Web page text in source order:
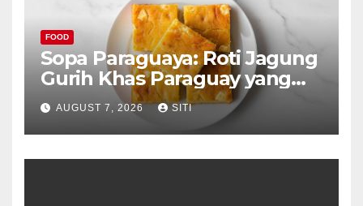
FOOD
Sopa Paraguaya: Roti Jagung
Gurih Khas Paraguay yang
Unik
AUGUST 7, 2026 SITI